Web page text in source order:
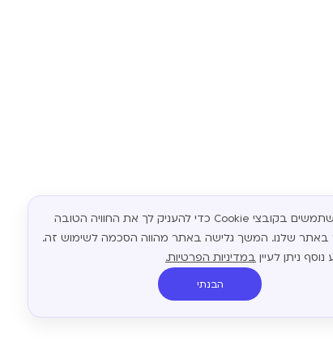
אנו משתמשים בקובצי Cookie כדי להעניק לך את החוויה הטובה
באתר שלנו. המשך גלישה באתר מהווה הסכמה לשימוש זה.
ניתן לעיין במדיניות הפרטיות.
הבנתי